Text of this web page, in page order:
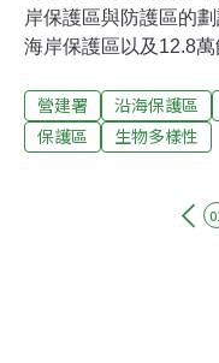
岸保護區與防護區的
海岸保護區以及12.8
示，凡是重要水產資
景觀資源地區、重要
做為管理、學術研究
營建署 沿海保護區
保護區
生物多樣性